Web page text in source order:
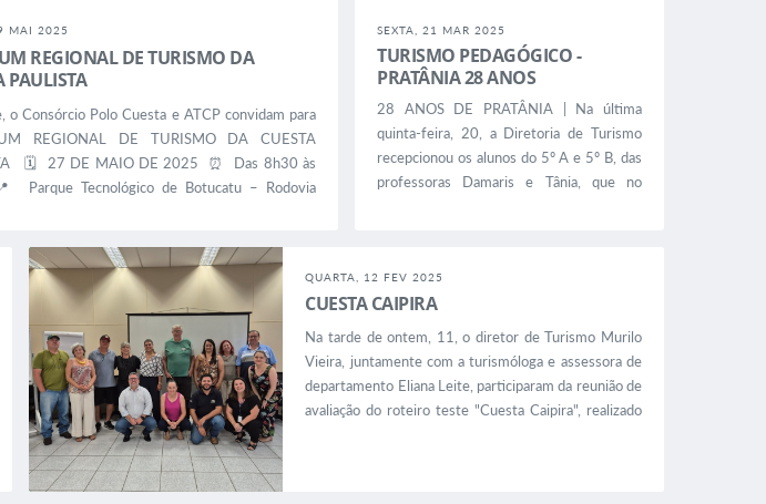
MAI 2025
REGIONAL DE TURISMO DA
PAULISTA
o Consórcio Polo Cuesta e ATCP convidam para
REGIONAL DE TURISMO DA CUESTA
🗓 27 DE MAIO DE 2025 ⏰ Das 8h30 às
Parque Tecnológico de Botucatu – Rodovia
Atrativos Turísticos, Alimentação, Artesãos,
Propriedades Rurais com potencial turístico,...
SEXTA, 21 MAR 2025
TURISMO PEDAGÓGICO -
PRATÂNIA 28 ANOS
28 ANOS DE PRATÂNIA | Na última
quinta-feira, 20, a Diretoria de Turismo
recepcionou os alunos do 5º A e 5º B, das
professoras Damaris e Tânia, que no
administrativa do Município. As atividades
desenvolvidas tiveram intuito de
promover reflexão e debate sobre a
identidade cultural, constituída ao
decorrer...
QUARTA, 12 FEV 2025
CUESTA CAIPIRA
Na tarde de ontem, 11, o diretor de Turismo Murilo
Vieira, juntamente com a turismóloga e assessora de
departamento Eliana Leite, participaram da reunião de
avaliação do roteiro teste "Cuesta Caipira", realizado